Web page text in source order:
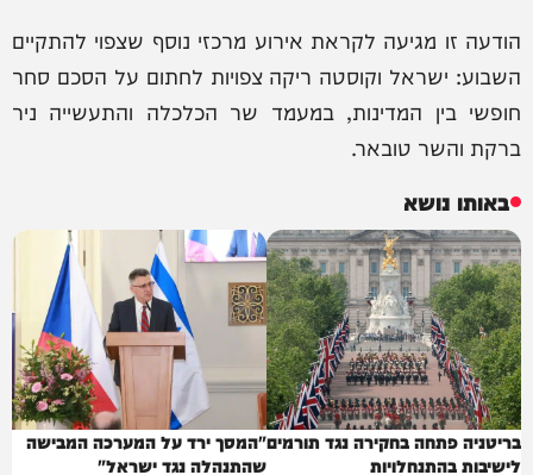
הודעה זו מגיעה לקראת אירוע מרכזי נוסף שצפוי להתקיים
השבוע: ישראל וקוסטה ריקה צפויות לחתום על הסכם סחר
חופשי בין המדינות, במעמד שר הכלכלה והתעשייה ניר
ברקת והשר טובאר.
באותו נושא
בריטניה פתחה בחקירה נגד תורמים
לישיבות בהתנחלויות
"המסך ירד על המערכה המבישה
שהתנהלה נגד ישראל"